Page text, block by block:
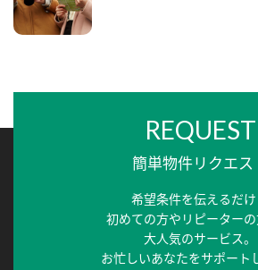
REQUEST
簡単物件リクエス
希望条件を伝えるだけ
初めての方やリピーター
大人気のサービス。
お忙しいあなたをサポート